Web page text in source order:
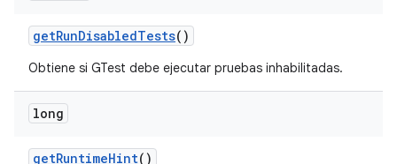
getRunDisabledTests()
Obtiene si GTest debe ejecutar pruebas inhabilitadas.
long
getRuntimeHint()